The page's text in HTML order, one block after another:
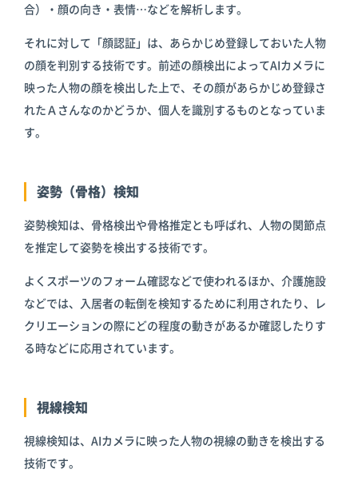
合）・顔の向き・表情…などを解析します。
それに対して「顔認証」は、あらかじめ登録しておいた人物
の顔を判別する技術です。前述の顔検出によってAIカメラに
映った人物の顔を検出した上で、その顔があらかじめ登録さ
れたＡさんなのかどうか、個人を識別するものとなっていま
す。
姿勢（骨格）検知
姿勢検知は、骨格検出や骨格推定とも呼ばれ、人物の関節点
を推定して姿勢を検出する技術です。
よくスポーツのフォーム確認などで使われるほか、介護施設
などでは、入居者の転倒を検知するために利用されたり、レ
クリエーションの際にどの程度の動きがあるか確認したりす
る時などに応用されています。
視線検知
視線検知は、AIカメラに映った人物の視線の動きを検出する
技術です。